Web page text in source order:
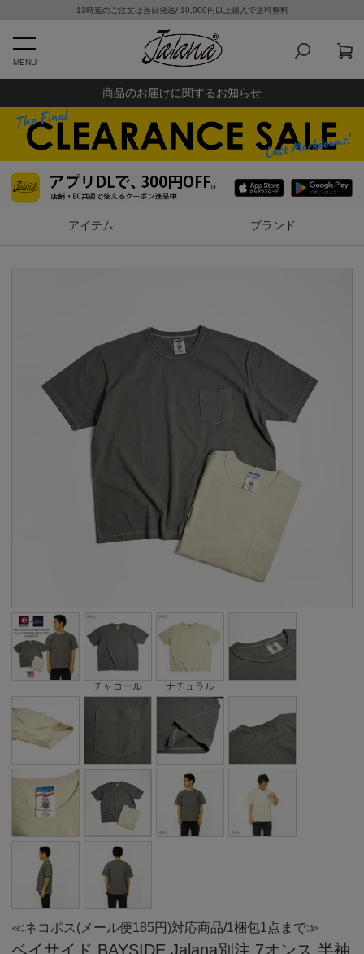
13時迄のご注文は当日発送/ 10,000円以上購入で送料無料
MENU
商品のお届けに関するお知らせ
アイテム ブランド
チャコール ナチュラル
≪ネコポス(メール便185円)対応商品/1梱包1点まで≫
ベイサイド BAYSIDE Jalana別注 7オンス 半袖